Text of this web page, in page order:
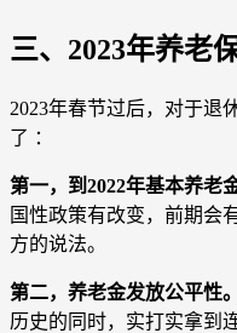
三、2023年养老
2023年春节过后，对于退
了 ：
第一，到2022年基本养老
国性政策有改变，前期会
方的说法。
第二，养老金发放公平性。
历史的同时，实打实拿到